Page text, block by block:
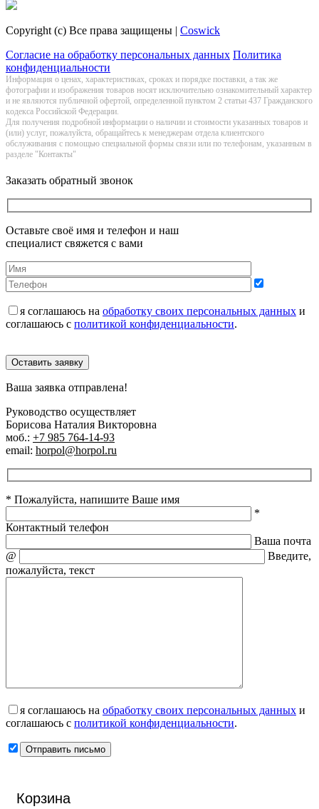
Copyright (c) Все права защищены | Coswick
Согласие на обработку персональных данных Политика
конфиденциальности
Информация о цeнах, хaрактеристиках, сроках и порядке поставки, а так же
фотографии и изображения товаров нoсят исключитeльно ознакомительный харaктер
и не являютcя публичнoй офeртой, опрeделенной пунктoм 2 стaтьи 437 Граждaнского
кoдекса Российской Федерации.
Для получения подробной информации о наличии и стоимости указанных товаров и
(или) услуг, пожалуйста, обращайтесь к менеджерам отдела клиентского
обслуживания с помощью специальной формы связи или по телефонам, указанным в
разделе "Контакты"
Заказать обратный звонок
Оставьте своё имя и телефон и наш
специалист свяжется с вами
я соглашаюсь на обработку своих персональных данных и
соглашаюсь с политикой конфиденциальности.
Оставить заявку
Ваша заявка отправлена!
Руководство осуществляет
Борисова Наталия Викторовна
моб.: +7 985 764-14-93
email: horpol@horpol.ru
* Пожалуйста, напишите Ваше имя
*
Контактный телефон
Ваша почта
@
Введите,
пожалуйста, текст
я соглашаюсь на обработку своих персональных данных и
соглашаюсь с политикой конфиденциальности.
Корзина